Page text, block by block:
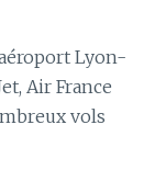
Lyon-
Air France
vols